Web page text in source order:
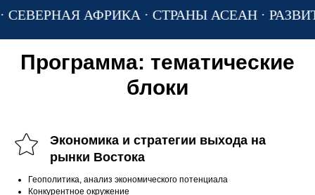
· СТРАНЫ АСЕАН · РАЗВИТАЯ АЗИЯ
Программа: тематические
блоки
Экономика и стратегии выхода на
рынки Востока
Геополитика, анализ экономического потенциала
Конкурентное окружение